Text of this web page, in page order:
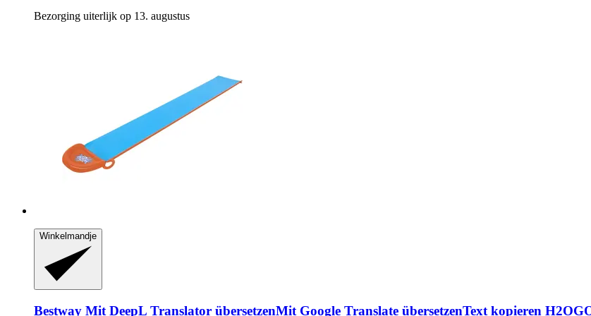
Bezorging uiterlijk op 13. augustus
Winkelmandje
Bestway Mit DeepL Translator übersetzenMit Google Translate übersetzenText kopieren